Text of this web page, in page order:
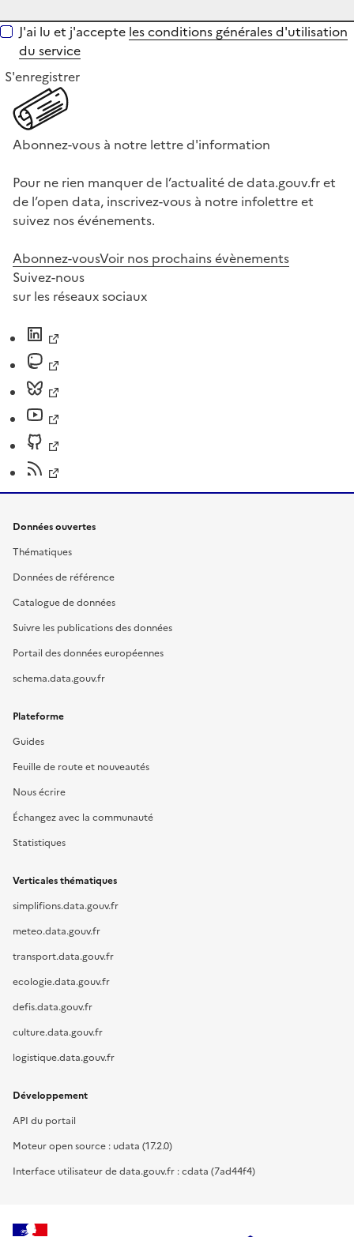
J'ai lu et j'accepte les conditions générales d'utilisation
du service
S'enregistrer
Abonnez-vous à notre lettre d'information
Pour ne rien manquer de l’actualité de data.gouv.fr et
de l’open data, inscrivez-vous à notre infolettre et
suivez nos événements.
Abonnez-vousVoir nos prochains évènements
Suivez-nous
sur les réseaux sociaux
Données ouvertes
Thématiques
Données de référence
Catalogue de données
Suivre les publications des données
Portail des données européennes
schema.data.gouv.fr
Plateforme
Guides
Feuille de route et nouveautés
Nous écrire
Échangez avec la communauté
Statistiques
Verticales thématiques
simplifions.data.gouv.fr
meteo.data.gouv.fr
transport.data.gouv.fr
ecologie.data.gouv.fr
defis.data.gouv.fr
culture.data.gouv.fr
logistique.data.gouv.fr
Développement
API du portail
Moteur open source : udata (17.2.0)
Interface utilisateur de data.gouv.fr : cdata (7ad44f4)